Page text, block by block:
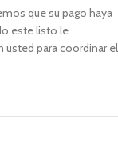
que su pago haya
este listo le
usted para coordinar el